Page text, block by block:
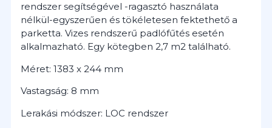
rendszer segítségével -ragasztó használata
nélkül-egyszerűen és tökéletesen fektethető a
parketta. Vizes rendszerű padlófűtés esetén
alkalmazható. Egy kötegben 2,7 m2 található.
Méret: 1383 x 244 mm
Vastagság: 8 mm
Lerakási módszer: LOC rendszer